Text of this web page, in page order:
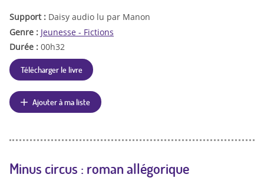
Support : Daisy audio lu par Manon
Genre : Jeunesse - Fictions
Durée : 00h32
Télécharger le livre
Ajouter à ma liste
Minus circus : roman allégorique